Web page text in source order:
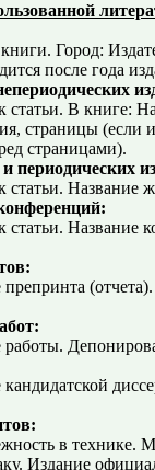
Город:
после года
В книге:
страницы
страницами).
периодических
Название
Название
в технике.
Издание